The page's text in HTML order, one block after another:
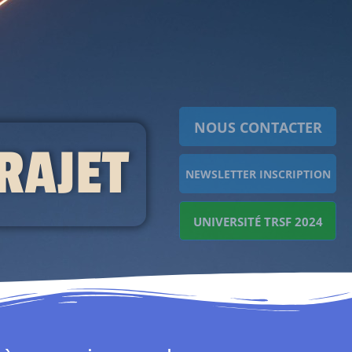
NOUS CONTACTER
NEWSLETTER INSCRIPTION
UNIVERSITÉ TRSF 2024